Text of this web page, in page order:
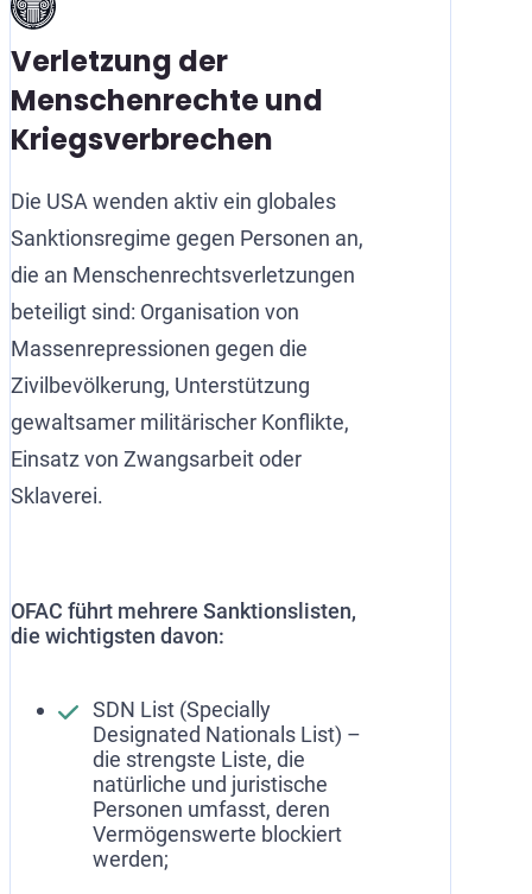
Verletzung der
Menschenrechte und
Kriegsverbrechen
Die USA wenden aktiv ein globales
Sanktionsregime gegen Personen an,
die an Menschenrechtsverletzungen
beteiligt sind: Organisation von
Massenrepressionen gegen die
Zivilbevölkerung, Unterstützung
gewaltsamer militärischer Konflikte,
Einsatz von Zwangsarbeit oder
Sklaverei.
OFAC führt mehrere Sanktionslisten,
die wichtigsten davon:
SDN List (Specially
Designated Nationals List) –
die strengste Liste, die
natürliche und juristische
Personen umfasst, deren
Vermögenswerte blockiert
werden;